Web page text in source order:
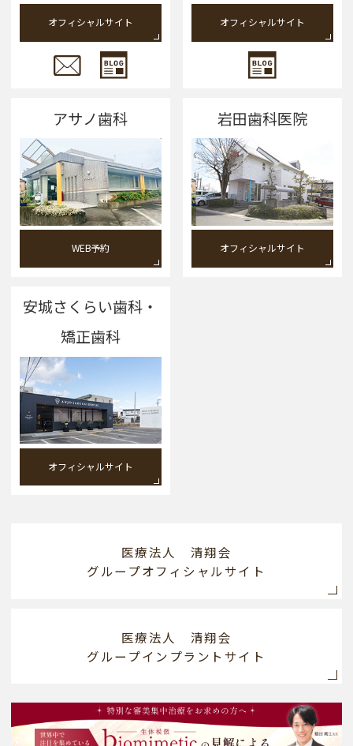
オフィシャルサイト オフィシャルサイト
アサノ歯科
WEB予約
岩田歯科医院
オフィシャルサイト
安城さくらい歯科・
矯正歯科
オフィシャルサイト
医療法人 清翔会
グループオフィシャルサイト
医療法人 清翔会
グループインプラントサイト